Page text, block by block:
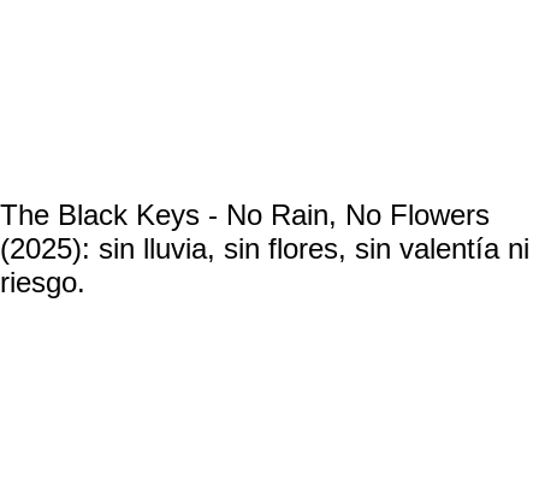
The Black Keys - No Rain, No Flowers
(2025): sin lluvia, sin flores, sin valentía ni
riesgo.